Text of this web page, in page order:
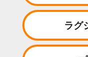
ラグ